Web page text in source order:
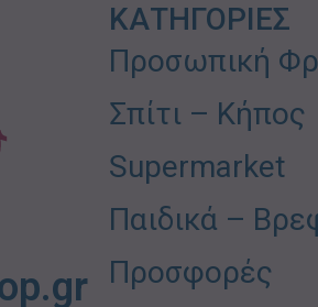
ΚΑΤΗΓΟΡΙΕΣ
Προσωπική
Σπίτι – Κήπος
Supermarket
Παιδικά –
Προσφορές